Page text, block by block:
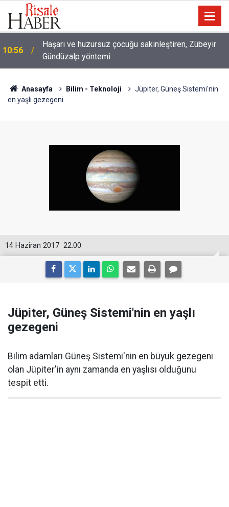
10:56
Haşarı ve huzursuz çocuğu sakinleştiren, Zübeyir
Gündüzalp yöntemi
10:00
Niye 'dilimin ucunda' demek zorunda kalıyoruz?
Anasayfa Bilim - Teknoloji
Jüpiter, Güneş Sistemi'nin
en yaşlı gezegeni
22:00
14 Haziran 2017
Jüpiter, Güneş Sistemi'nin en yaşlı
gezegeni
Bilim adamları Güneş Sistemi'nin en büyük gezegeni
olan Jüpiter'in aynı zamanda en yaşlısı olduğunu
tespit etti.